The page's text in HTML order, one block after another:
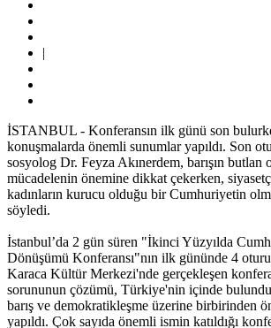
|
İSTANBUL - Konferansın ilk günü son
konuşmalarda önemli sunumlar yapıldı. Son
sosyolog Dr. Feyza Akınerdem, barışın butlan
mücadelenin önemine dikkat çekerken,
kadınların kurucu olduğu bir Cumhuriyetin
söyledi.
İstanbul’da 2 gün süren "İkinci Yüzyılda
Dönüşümü Konferansı"nın ilk gününde 4
Karaca Kültür Merkezi'nde gerçekleşen
sorununun çözümü, Türkiye'nin içinde
barış ve demokratikleşme üzerine birbirinden
yapıldı. Çok sayıda önemli ismin katıldığı